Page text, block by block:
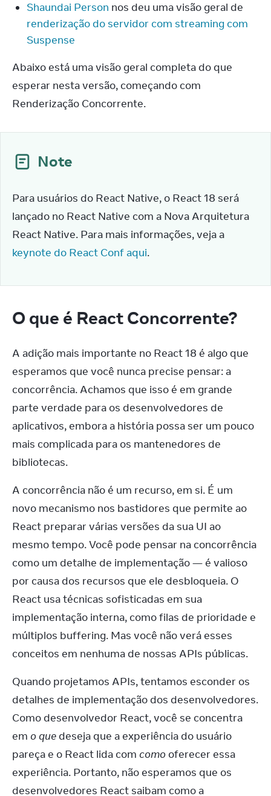
Shaundai Person nos deu uma visão geral de
renderização do servidor com streaming com
Suspense
Abaixo está uma visão geral completa do que
esperar nesta versão, começando com
Renderização Concorrente.
Note
Para usuários do React Native, o React 18 será
lançado no React Native com a Nova Arquitetura
keynote do React Conf aqui.
O que é React Concorrente?
A adição mais importante no React 18 é algo que
esperamos que você nunca precise pensar: a
concorrência. Achamos que isso é em grande
parte verdade para os desenvolvedores de
aplicativos, embora a história possa ser um pouco
mais complicada para os mantenedores de
bibliotecas.
A concorrência não é um recurso, em si. É um
novo mecanismo nos bastidores que permite ao
React preparar várias versões da sua UI ao
mesmo tempo. Você pode pensar na concorrência
como um detalhe de implementação — é valioso
por causa dos recursos que ele desbloqueia. O
React usa técnicas sofisticadas em sua
implementação interna, como filas de prioridade e
múltiplos buffering. Mas você não verá esses
conceitos em nenhuma de nossas APIs públicas.
Quando projetamos APIs, tentamos esconder os
detalhes de implementação dos desenvolvedores.
Como desenvolvedor React, você se concentra
em o que deseja que a experiência do usuário
pareça e o React lida com como oferecer essa
experiência. Portanto, não esperamos que os
desenvolvedores React saibam como a